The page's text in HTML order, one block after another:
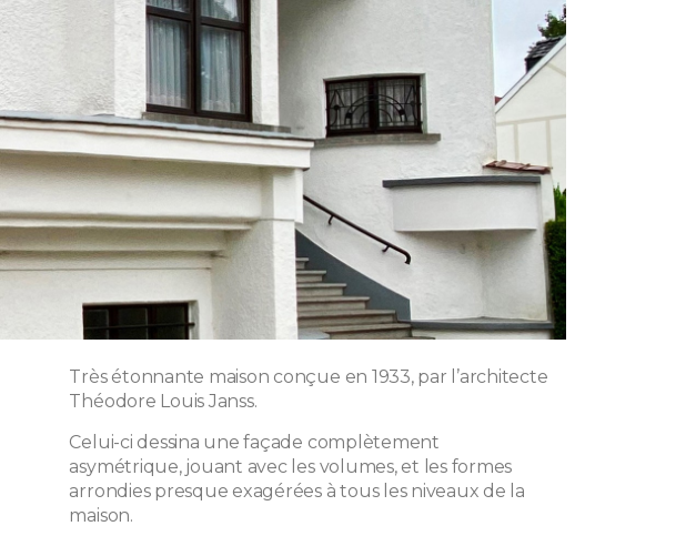
Très étonnante maison conçue en 1933, par l’architecte
Théodore Louis Janss.
Celui-ci dessina une façade complètement
asymétrique, jouant avec les volumes, et les formes
arrondies presque exagérées à tous les niveaux de la
maison.